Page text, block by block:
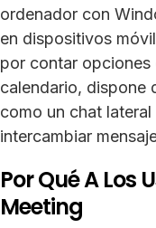
ordenador con
en dispositivos
por contar
calendario, dispone
como un chat
intercambiar
Por Qué A Los
Meeting